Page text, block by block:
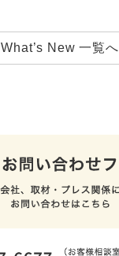
What’s New 一覧へ